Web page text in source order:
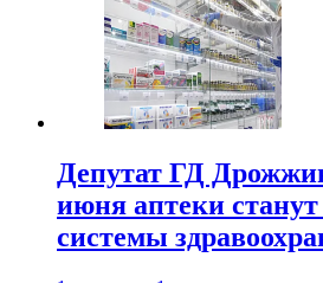
Депутат ГД
июня аптеки
системы